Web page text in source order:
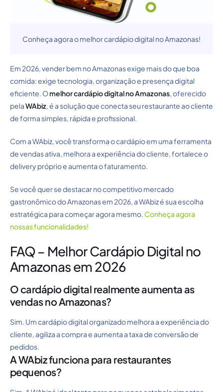
Conheça agora o melhor cardápio digital no Amazonas!
Em 2026, vender bem no Amazonas exige mais do que boa
comida: exige tecnologia, organização e presença digital
eficiente. Omelhor cardápio digital no Amazonas, oferecido
pelaWAbiz, é a solução que conecta seu restaurante ao cliente
de forma simples, rápida e profissional.
Com a WAbiz, você transforma o cardápio em uma ferramenta
de vendas ativa, melhora a experiência do cliente, fortalece o
delivery próprio e aumenta o faturamento.
Se você quer se destacar no competitivo mercado
gastronômico do Amazonas em 2026, a WAbiz é sua escolha
estratégica para começar agora mesmo. Conheça agora
nossas funcionalidades!
FAQ – Melhor Cardápio Digital no
Amazonas em 2026
O cardápio digital realmente aumenta as
vendas no Amazonas?
Sim. Um cardápio digital organizado melhora a experiência do
cliente, agiliza a compra e aumenta a taxa de conversão de
pedidos.
A WAbiz funciona para restaurantes
pequenos?